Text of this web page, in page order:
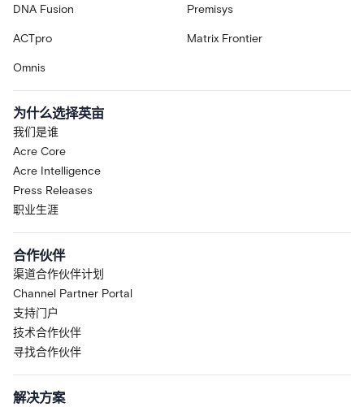
DNA Fusion Premisys
ACTpro Matrix Frontier
Omnis
为什么选择英亩
我们是谁
Acre Core
Acre Intelligence
Press Releases
职业生涯
合作伙伴
渠道合作伙伴计划
Channel Partner Portal
支持门户
技术合作伙伴
寻找合作伙伴
解决方案